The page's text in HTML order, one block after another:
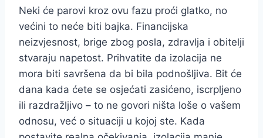
Neki će parovi kroz ovu fazu proći glatko, no
većini to neće biti bajka. Financijska
neizvjesnost, brige zbog posla, zdravlja i obitelji
stvaraju napetost. Prihvatite da izolacija ne
mora biti savršena da bi bila podnošljiva. Bit će
dana kada ćete se osjećati zasićeno, iscrpljeno
ili razdražljivo – to ne govori ništa loše o vašem
odnosu, već o situaciji u kojoj ste. Kada